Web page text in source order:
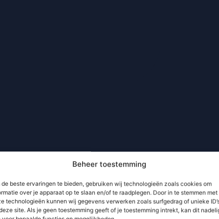
Beheer toestemming
de beste ervaringen te bieden, gebruiken wij technologieën zoals cookies om
over je apparaat op te slaan en/of te raadplegen. Door in te stemmen met
technologieën kunnen wij gegevens verwerken zoals surfgedrag of unieke
site. Als je geen toestemming geeft of je toestemming intrekt, kan dit